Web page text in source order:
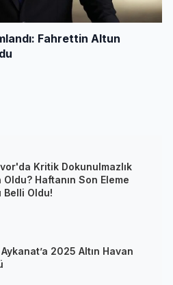
Fahrettin Altun
Kritik Dokunulmazlık
Oldu? Haftanın Son Eleme
Belli Oldu!
2025 Altın Havan